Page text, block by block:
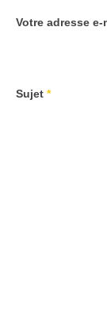
Votre adresse e-
Sujet *